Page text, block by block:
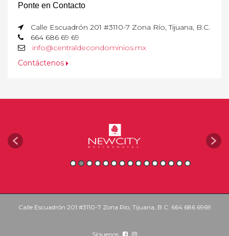
Ponte en Contacto
Calle Escuadrón 201 #3110-7 Zona Río, Tijuana, B.C.
664 686 69 69
info@centraldecondominios.mx
Contáctenos
Calle Escuadrón 201 #3110-7 Zona Río, Tijuana, B.C. 664 686 6969
Síguenos